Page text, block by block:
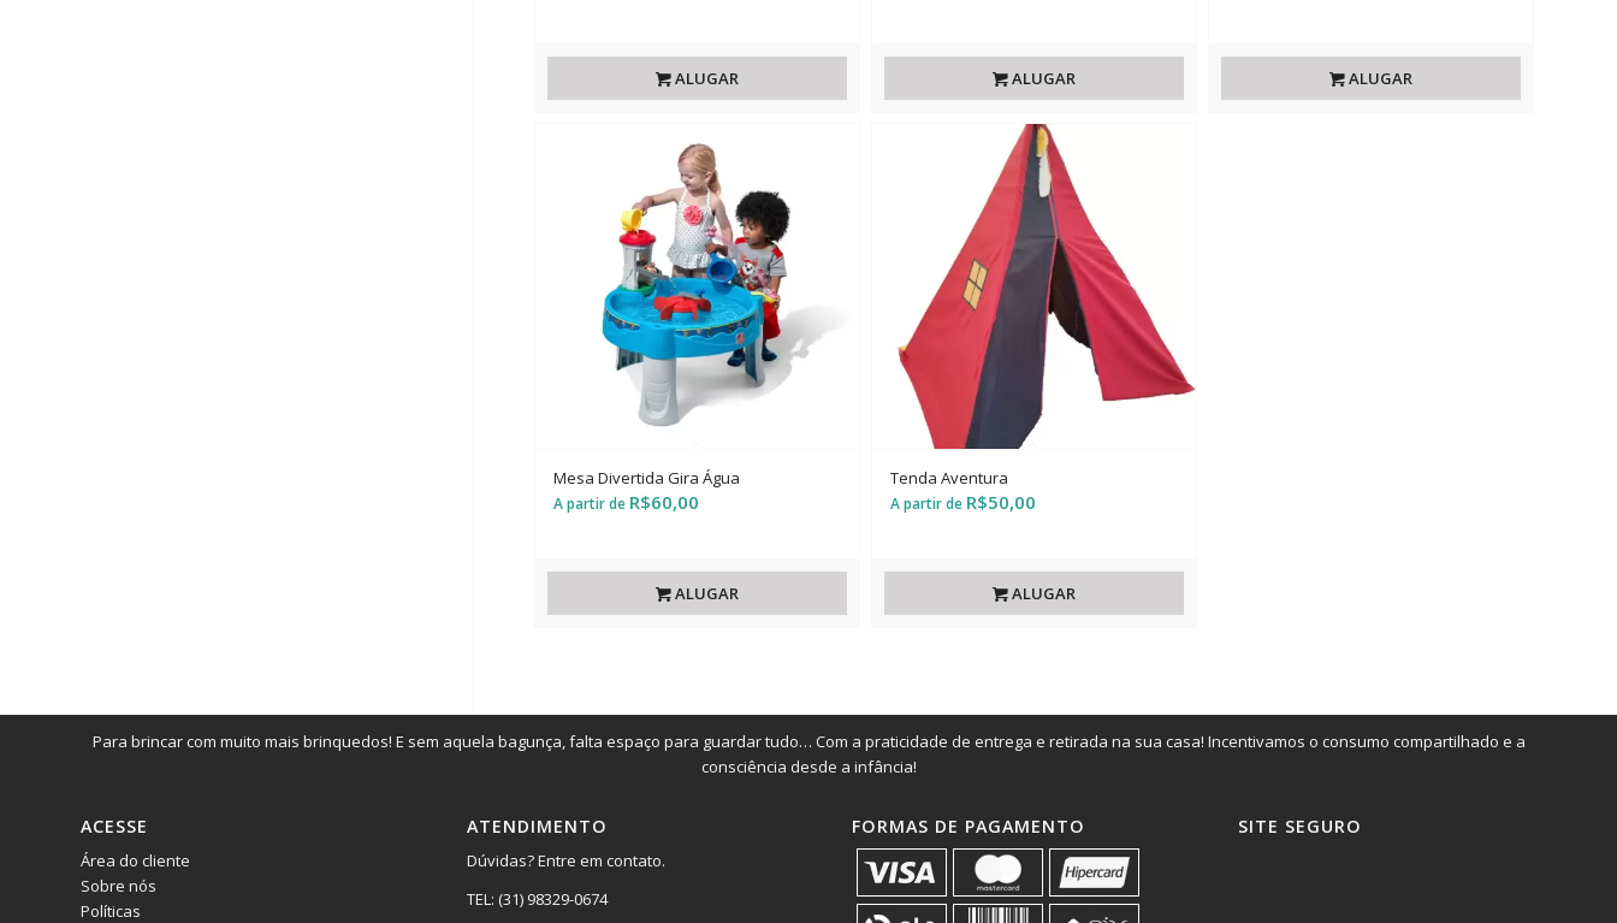
ALUGAR ALUGAR ALUGAR
Mesa Divertida Gira Água
R$60,00
ALUGAR
Tenda Aventura
R$50,00
ALUGAR
Para brincar com muito mais brinquedos! E sem aquela bagunça, falta espaço para guardar tudo… Com a praticidade de entrega e retirada na sua casa! Incentivamos o consumo compartilhado e a
consciência desde a infância!
ACESSE
Área do cliente
Sobre nós
Políticas
ATENDIMENTO
Dúvidas? Entre em contato.
TEL: (31) 98329-0674
FORMAS DE PAGAMENTO SITE SEGURO